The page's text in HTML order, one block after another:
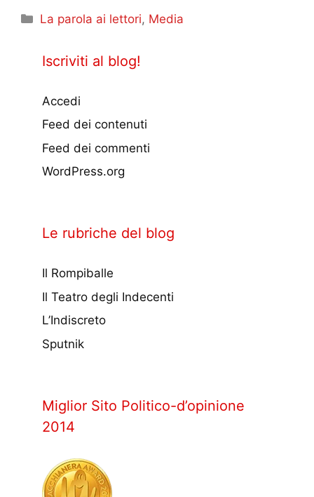
Categorie
La parola ai lettori, Media
Iscriviti al blog!
Accedi
Feed dei contenuti
Feed dei commenti
WordPress.org
Le rubriche del blog
Il Rompiballe
Il Teatro degli Indecenti
L’Indiscreto
Sputnik
Miglior Sito Politico-d’opinione
2014